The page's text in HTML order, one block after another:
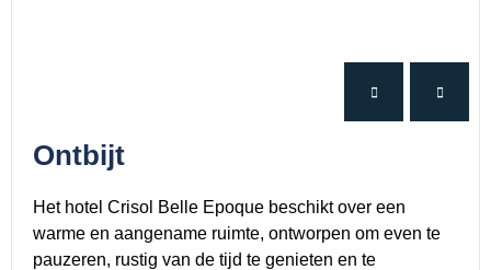
Ontbijt
Het hotel Crisol Belle Epoque beschikt over een
warme en aangename ruimte, ontworpen om even te
pauzeren, rustig van de tijd te genieten en te